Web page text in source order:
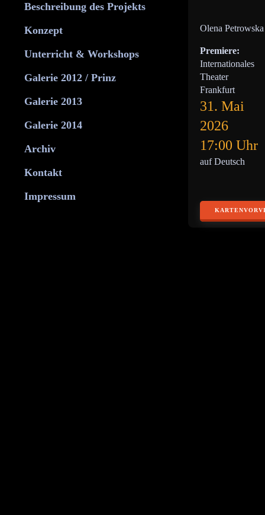
Beschreibung des Projekts
Konzept
Unterricht & Workshops
Galerie 2012 / Prinz
Galerie 2013
Galerie 2014
Archiv
Kontakt
Impressum
Olena Petrowska
Premiere:
Internationales
Theater
Frankfurt
31. Mai
2026
17:00 Uhr
auf Deutsch